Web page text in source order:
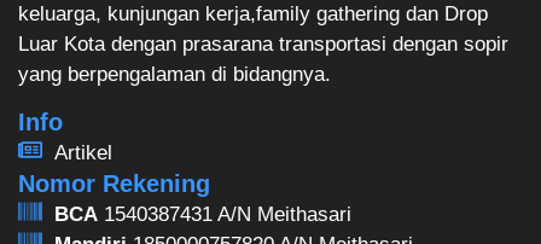
keluarga, kunjungan kerja,family gathering dan Drop
Luar Kota dengan prasarana transportasi dengan sopir
yang berpengalaman di bidangnya.
Info
Artikel
Nomor Rekening
BCA 1540387431 A/N Meithasari